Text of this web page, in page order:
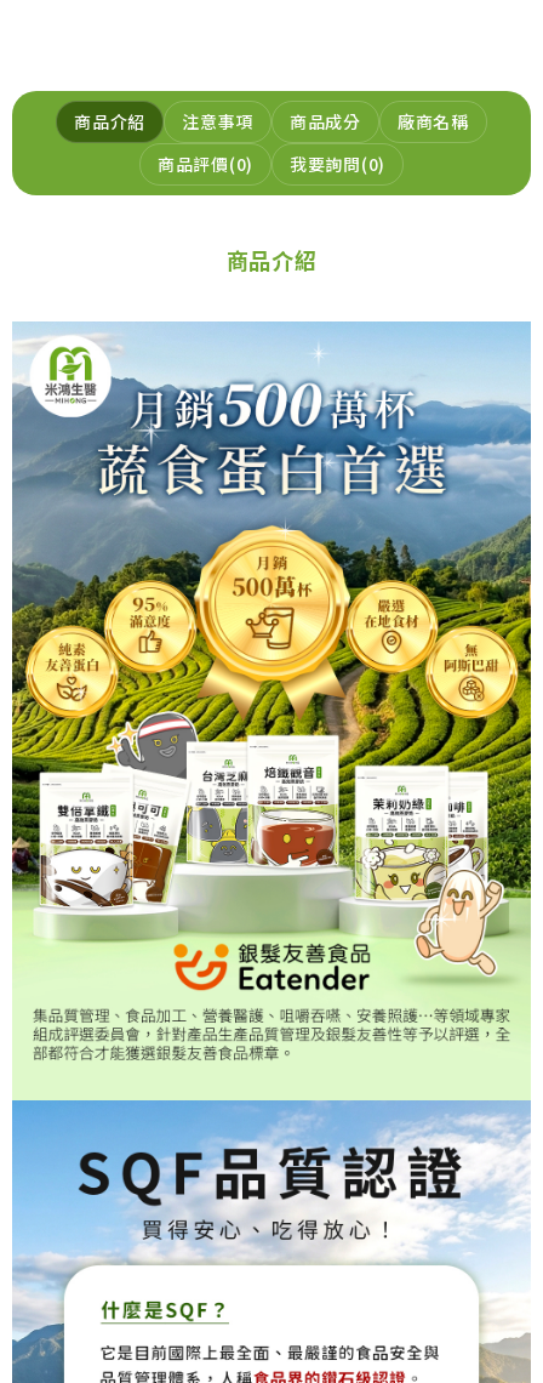
元氣穀力-五穀粉_加購
NT$299 NT$299
加入購物車
元氣穀力-豆漿粉_加購
NT$299NT$299
加入購物車
元氣穀力-洋車前籽_加購
NT$299NT$299
加入購物車
商品介紹 注意事項 商品成分
廠商名稱
商品評價 0 我要詢問 0
商品介紹